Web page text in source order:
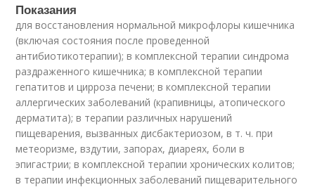
Показания
для восстановления нормальной микрофлоры кишечника
(включая состояния после проведенной
антибиотикотерапии); в комплексной терапии синдрома
раздраженного кишечника; в комплексной терапии
гепатитов и цирроза печени; в комплексной терапии
аллергических заболеваний (крапивницы, атопического
дерматита); в терапии различных нарушений
пищеварения, вызванных дисбактериозом, в т. ч. при
метеоризме, вздутии, запорах, диареях, боли в
эпигастрии; в комплексной терапии хронических колитов;
в терапии инфекционных заболеваний пищеварительного